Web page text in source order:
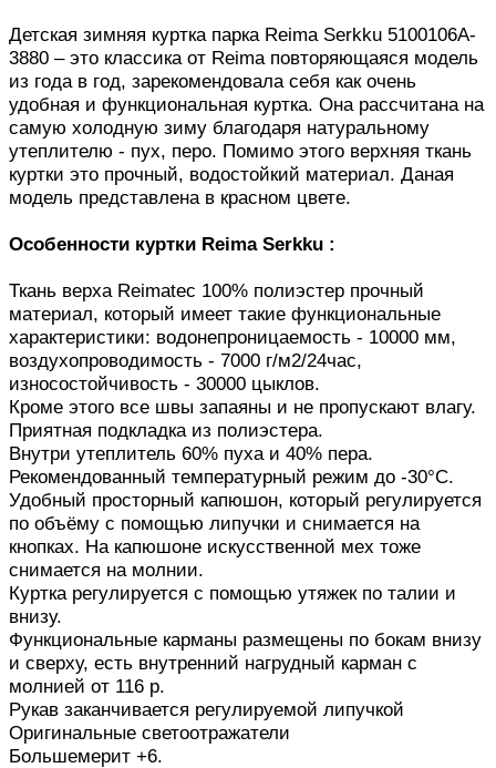
Детская зимняя куртка парка Reima Serkku 5100106A-
3880 – это классика от Reima повторяющаяся модель
из года в год, зарекомендовала себя как очень
удобная и функциональная куртка. Она рассчитана на
самую холодную зиму благодаря натуральному
утеплителю - пух, перо. Помимо этого верхняя ткань
куртки это прочный, водостойкий материал. Даная
модель представлена в красном цвете.
Особенности куртки Reima Serkku :
Ткань верха Reimatec 100% полиэстер прочный
материал, который имеет такие функциональные
характеристики: водонепроницаемость - 10000 мм,
воздухопроводимость - 7000 г/м2/24час,
износостойчивость - 30000 цыклов.
Кроме этого все швы запаяны и не пропускают влагу.
Приятная подкладка из полиэстера.
Внутри утеплитель 60% пуха и 40% пера.
Рекомендованный температурный режим до -30°C.
Удобный просторный капюшон, который регулируется
по объёму с помощью липучки и снимается на
кнопках. На капюшоне искусственной мех тоже
снимается на молнии.
Куртка регулируется с помощью утяжек по талии и
внизу.
Функциональные карманы размещены по бокам внизу
и сверху, есть внутренний нагрудный карман с
молнией от 116 р.
Рукав заканчивается регулируемой липучкой
Оригинальные светоотражатели
Большемерит +6.